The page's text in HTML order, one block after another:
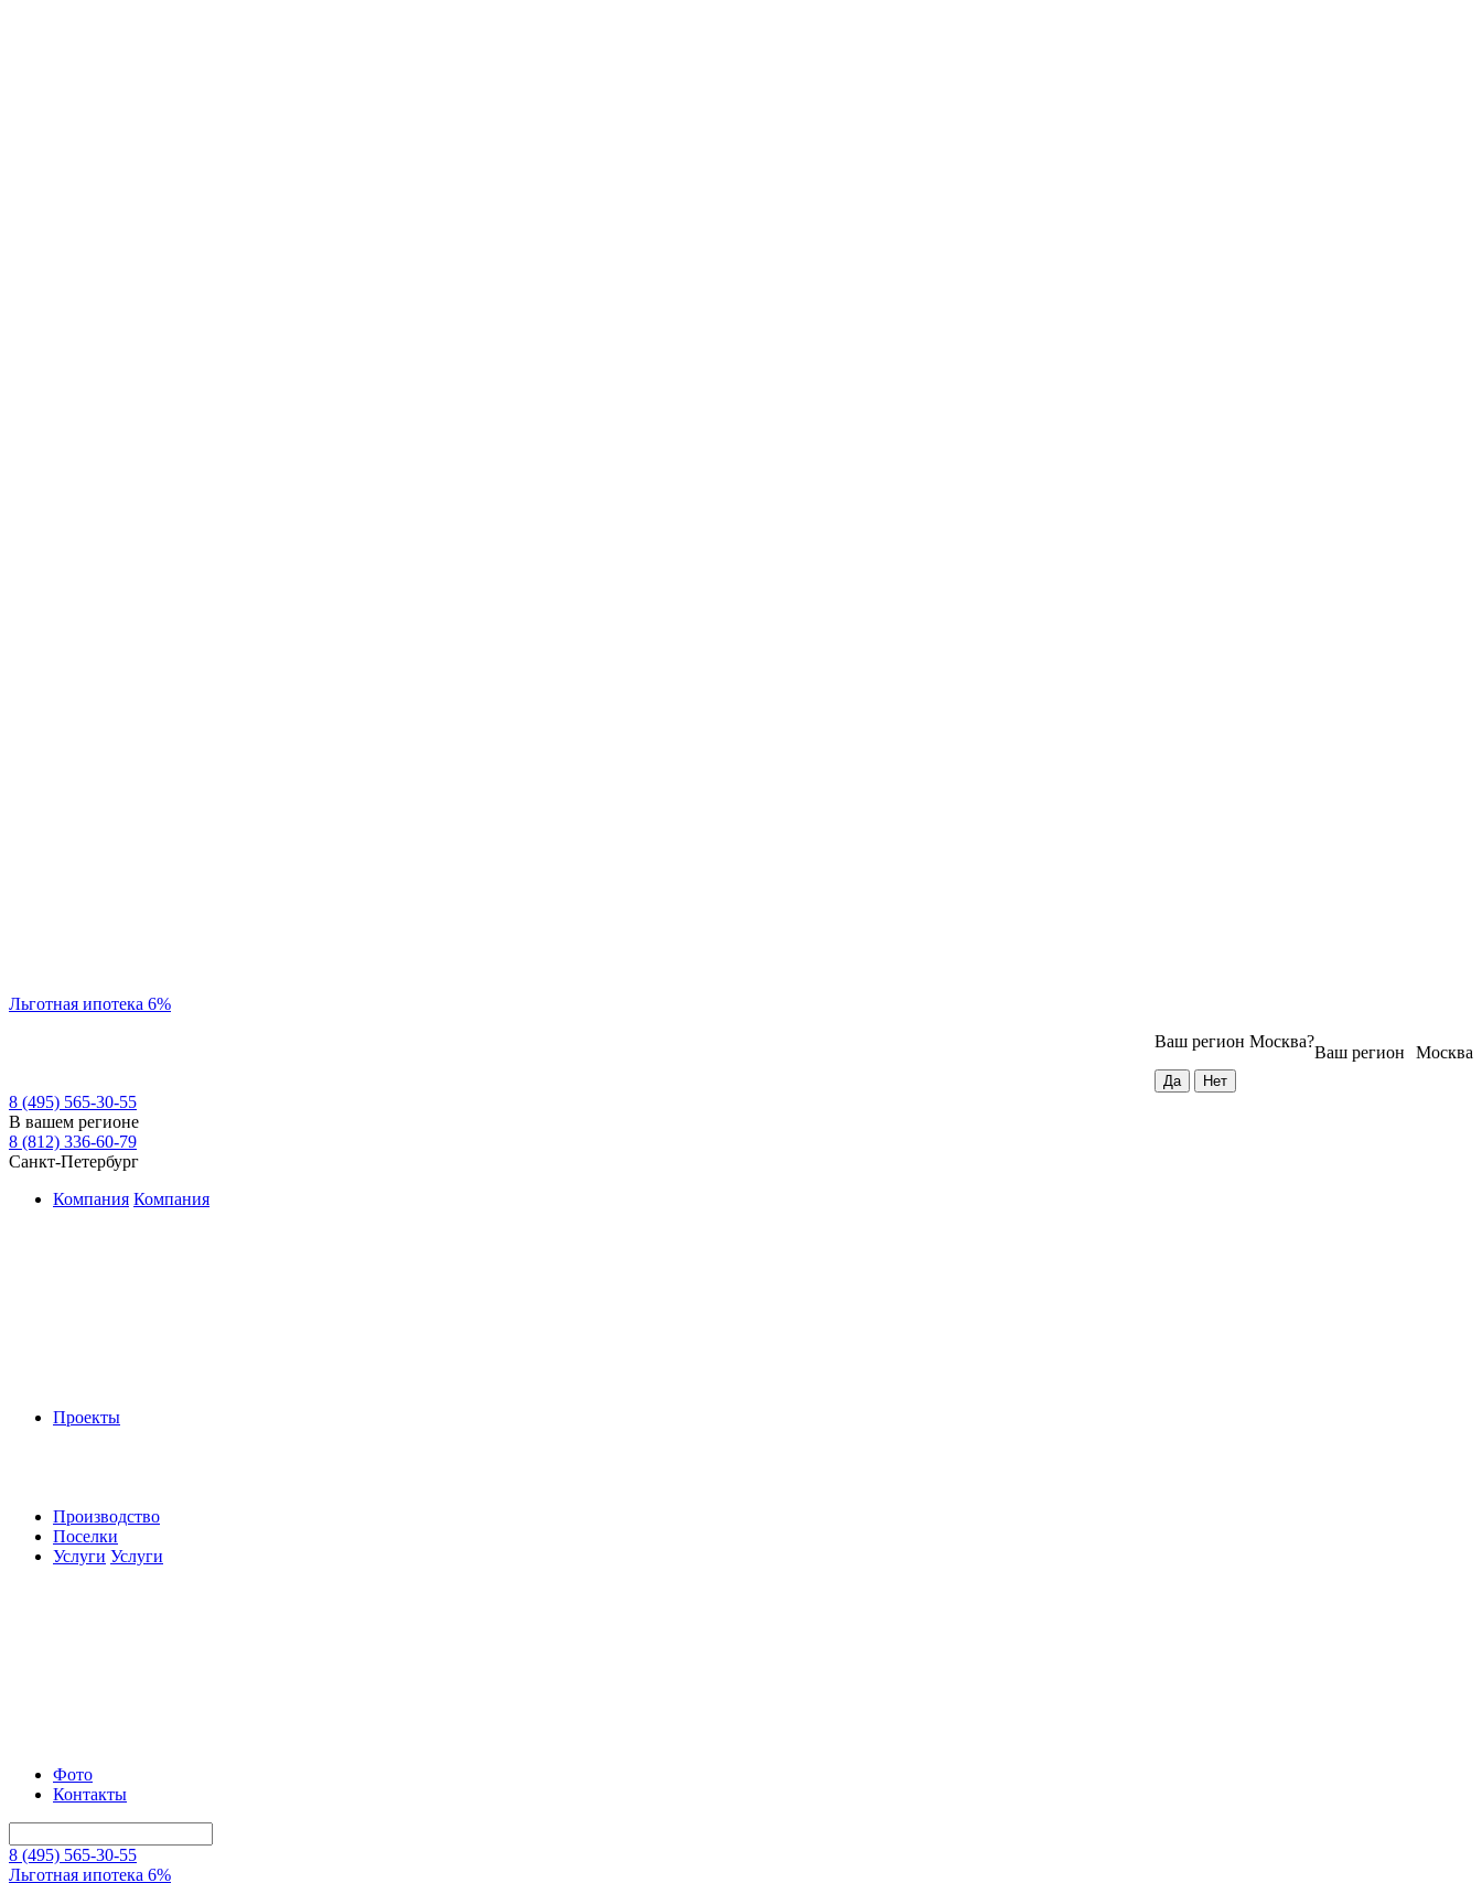
Льготная ипотека 6%
Москва
Ваш регион
Ваш регион Москва?
8 (495) 565-30-55
В вашем регионе
8 (812) 336-60-79
Санкт-Петербург
Компания Компания
Проекты
Производство
Поселки
Услуги Услуги
Фото
Контакты
8 (495) 565-30-55
Льготная ипотека 6%